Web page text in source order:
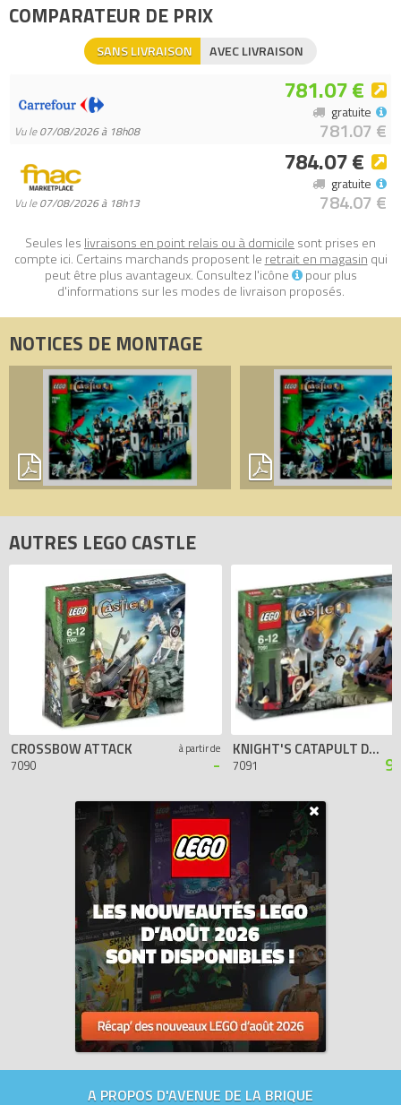
COMPARATEUR DE PRIX
SANS LIVRAISON AVEC LIVRAISON
Vu le07/08/2026 à 18h08
781.07 €
781.07 €
gratuite
Vu le07/08/2026 à 18h13
784.07 €
784.07 €
gratuite
Seules les livraisons en point relais ou à domicile sont prises en
compte ici. Certains marchands proposent le retrait en magasin qui
peut être plus avantageux. Consultez l'icône
pour plus
d'informations sur les modes de livraison proposés.
NOTICES DE MONTAGE
AUTRES LEGO CASTLE
CROSSBOW ATTACK
7090
à partir de
-
KNIGHT'S CATAPULT DEFENSE
7091
A PROPOS D'AVENUE DE LA BRIQUE